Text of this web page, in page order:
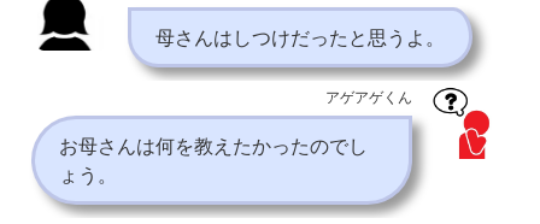
母さんはしつけだったと思うよ。
アゲアゲくん
お母さんは何を教えたかったのでし
ょう。